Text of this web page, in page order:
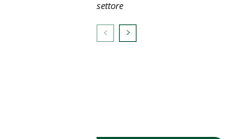
settore